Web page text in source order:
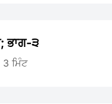
ਭਾਗ-੩
3 ਮਿੰਟ